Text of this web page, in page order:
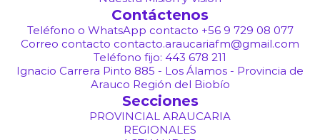
Contáctenos
Teléfono o WhatsApp contacto +56 9 729 08 077
Correo contacto contacto.araucariafm@gmail.com
Teléfono fijo: 443 678 211
Ignacio Carrera Pinto 885 - Los Álamos - Provincia de
Arauco Región del Biobío
Secciones
PROVINCIAL ARAUCARIA
REGIONALES